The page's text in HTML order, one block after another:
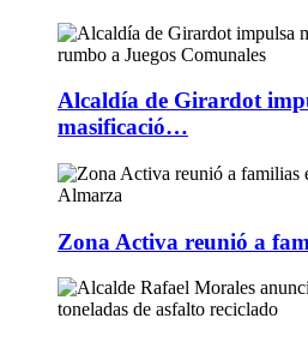
Alcaldía de Girardot
masificació…
Zona Activa reunió a